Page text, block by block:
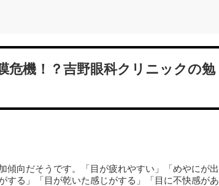
危機！？吉野眼科クリニックの勉
傾向だそうです。「目が疲れやすい」「めやにが出
する」「目が乾いた感じがする」「目に不快感があ